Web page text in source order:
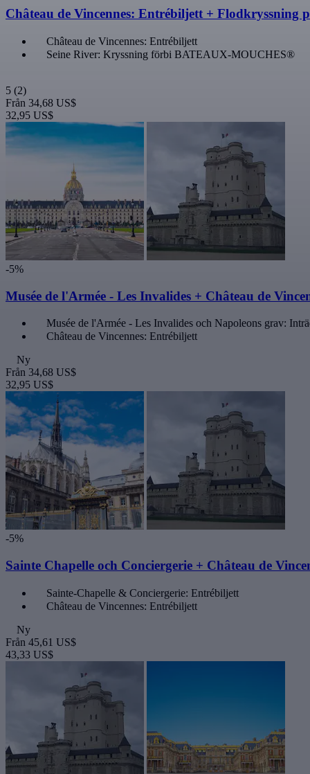
Château de Vincennes: Entrébiljett + Flodkryssning
Château de Vincennes: Entrébiljett
Seine River: Kryssning förbi BATEAUX-MOUCHES®
5 (2)
Från 34,68 US$
32,95 US$
-5%
Musée de l'Armée - Les Invalides + Château de
Musée de l'Armée - Les Invalides och Napoleons grav:
Château de Vincennes: Entrébiljett
Ny
Från 34,68 US$
32,95 US$
-5%
Sainte Chapelle och Conciergerie + Château de
Sainte-Chapelle & Conciergerie: Entrébiljett
Château de Vincennes: Entrébiljett
Ny
Från 45,61 US$
43,33 US$